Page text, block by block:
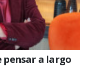
pensar a largo